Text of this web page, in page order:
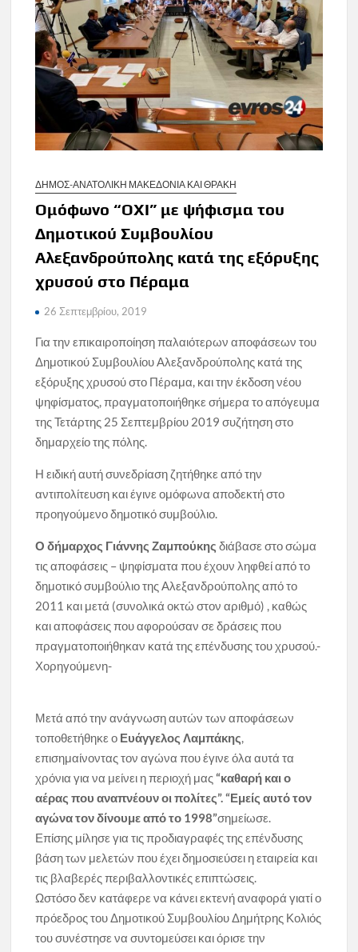
ΔΗΜΟΣ-ΑΝΑΤΟΛΙΚΗ ΜΑΚΕΔΟΝΙΑ ΚΑΙ ΘΡΑΚΗ
Ομόφωνο “ΟΧΙ” με ψήφισμα του
Δημοτικού Συμβουλίου
Αλεξανδρούπολης κατά της εξόρυξης
χρυσού στο Πέραμα
26 Σεπτεμβρίου, 2019
Για την επικαιροποίηση παλαιότερων αποφάσεων του
Δημοτικού Συμβουλίου Αλεξανδρούπολης κατά της
εξόρυξης χρυσού στο Πέραμα, και την έκδοση νέου
ψηφίσματος, πραγματοποιήθηκε σήμερα το απόγευμα
της Τετάρτης 25 Σεπτεμβρίου 2019 συζήτηση στο
δημαρχείο της πόλης.
Η ειδική αυτή συνεδρίαση ζητήθηκε από την
αντιπολίτευση και έγινε ομόφωνα αποδεκτή στο
προηγούμενο δημοτικό συμβούλιο.
Ο δήμαρχος Γιάννης Ζαμπούκης διάβασε στο σώμα
τις αποφάσεις – ψηφίσματα που έχουν ληφθεί από το
δημοτικό συμβούλιο της Αλεξανδρούπολης από το
2011 και μετά (συνολικά οκτώ στον αριθμό) , καθώς
και αποφάσεις που αφορούσαν σε δράσεις που
πραγματοποιήθηκαν κατά της επένδυσης του χρυσού.-
Χορηγούμενη-
Μετά από την ανάγνωση αυτών των αποφάσεων
τοποθετήθηκε ο Ευάγγελος Λαμπάκης,
επισημαίνοντας τον αγώνα που έγινε όλα αυτά τα
χρόνια για να μείνει η περιοχή μας“καθαρή και ο
αέρας που αναπνέουν οι πολίτες”. “Εμείς αυτό τον
αγώνα τον δίνουμε από το 1998”σημείωσε.
Επίσης μίλησε για τις προδιαγραφές της επένδυσης
βάση των μελετών που έχει δημοσιεύσει η εταιρεία και
τις βλαβερές περιβαλλοντικές επιπτώσεις.
Ωστόσο δεν κατάφερε να κάνει εκτενή αναφορά γιατί ο
πρόεδρος του Δημοτικού Συμβουλίου Δημήτρης Κολιός
του συνέστησε να συντομεύσει και όρισε την